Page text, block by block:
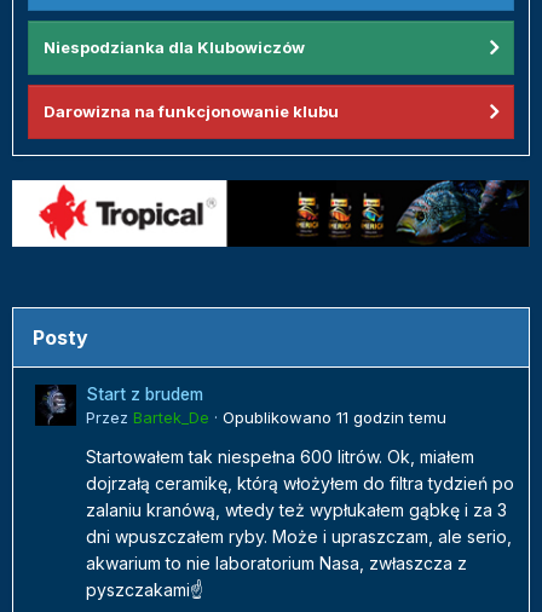
Niespodzianka dla Klubowiczów
Darowizna na funkcjonowanie klubu
Posty
Start z brudem
Przez Bartek_De · Opublikowano 11 godzin temu
Startowałem tak niespełna 600 litrów. Ok, miałem
dojrzałą ceramikę, którą włożyłem do filtra tydzień po
zalaniu kranówą, wtedy też wypłukałem gąbkę i za 3
dni wpuszczałem ryby. Może i upraszczam, ale serio,
akwarium to nie laboratorium Nasa, zwłaszcza z
pyszczakami☝️